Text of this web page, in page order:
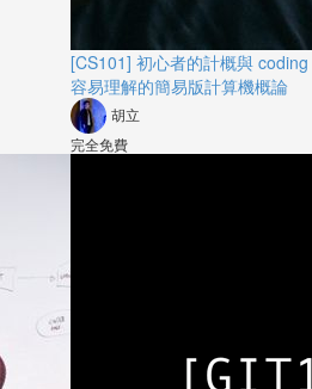
[CS101] 初心者的計概與
容易理解的簡易版計算機概論
胡立
完全免費